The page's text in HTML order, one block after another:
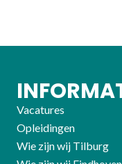
Vacatures
Opleidingen
Wie zijn wij Tilburg